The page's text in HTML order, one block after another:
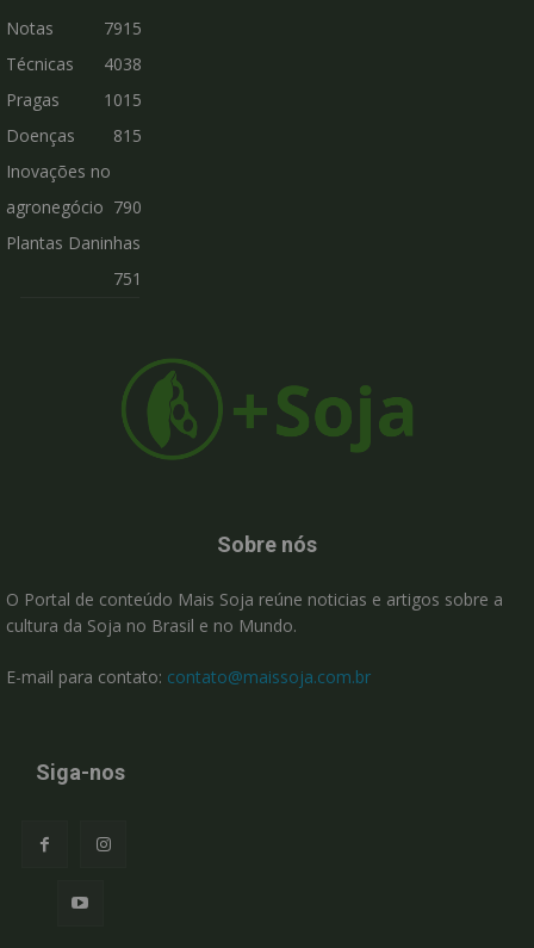
7915
Notas
Técnicas
4038
Pragas
1015
Doenças
815
Inovações no
agronegócio 790
Plantas Daninhas
751
Sobre nós
O Portal de conteúdo Mais Soja reúne noticias e artigos sobre a
cultura da Soja no Brasil e no Mundo.
E-mail para contato: contato@maissoja.com.br
Siga-nos